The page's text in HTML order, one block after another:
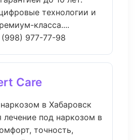
технологии и
класса....
(998) 977-77-98
Care
в Хабаровск
лечение под наркозом в
точность,